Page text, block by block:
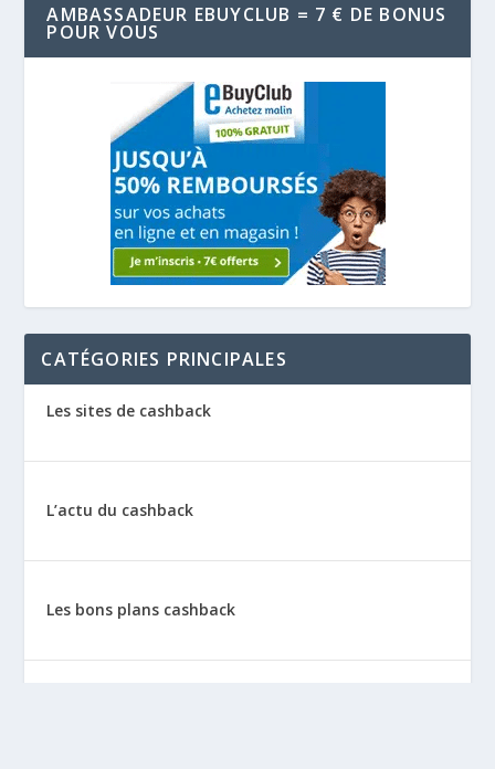
AMBASSADEUR EBUYCLUB = 7 € DE BONUS
POUR VOUS
CATÉGORIES PRINCIPALES
Les sites de cashback
L’actu du cashback
Les bons plans cashback